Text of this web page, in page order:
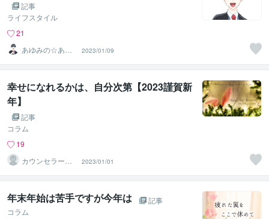
記事
ライフスタイル
21
あゆみの☆あな
たを応援・肯定
し隊
2023/01/09
幸せになれるかは、自分次第【2023謹賀新
年】
記事
コラム
19
カウンセラー佐
藤愛
2023/01/01
年末年始は苦手ですが今年は
記事
コラム